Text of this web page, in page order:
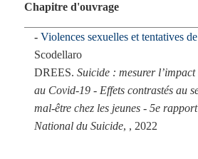
Chapitre d'ouvrage
Violences sexuelles et tentatives
Scodellaro
DREES. Suicide : mesurer
au Covid-19 - Effets contrastés au
mal-être chez les jeunes - 5e
National du Suicide, , 2022